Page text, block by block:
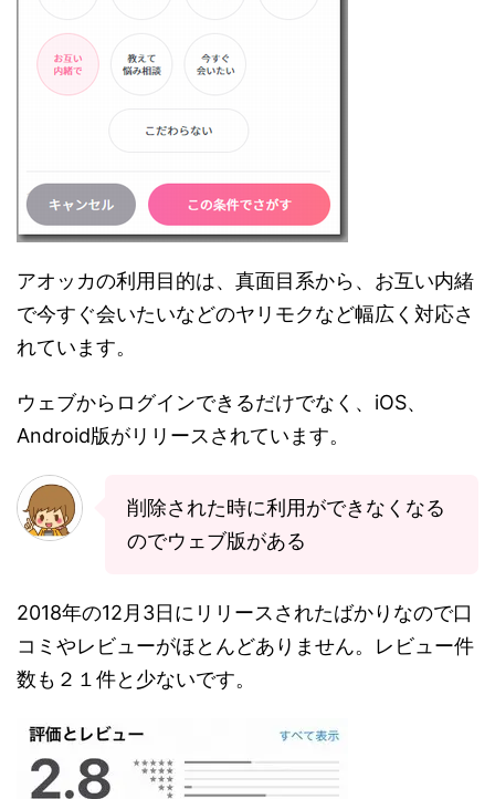
アオッカの利用目的は、真面目系から、お互い内緒
で今すぐ会いたいなどのヤリモクなど幅広く対応さ
れています。
ウェブからログインできるだけでなく、iOS、
Android版がリリースされています。
削除された時に利用ができなくなる
のでウェブ版がある
2018年の12月3日にリリースされたばかりなので口
コミやレビューがほとんどありません。レビュー件
数も２１件と少ないです。